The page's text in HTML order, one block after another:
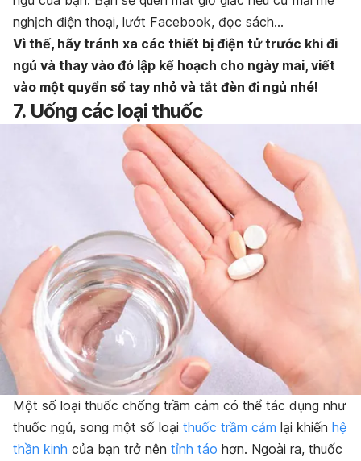
nghịch điện thoại, lướt Facebook, đọc sách…
Vì thế, hãy tránh xa các thiết bị điện tử trước khi đi
ngủ và thay vào đó lập kế hoạch cho ngày mai, viết
vào một quyển sổ tay nhỏ và tắt đèn đi ngủ nhé!
7. Uống các loại thuốc
Một số loại thuốc chống trầm cảm có thể tác dụng như
thuốc ngủ, song một số loại thuốc trầm cảm lại khiến hệ
thần kinh của bạn trở nên tỉnh táo hơn. Ngoài ra, thuốc